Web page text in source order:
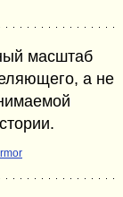
масштаб
а не